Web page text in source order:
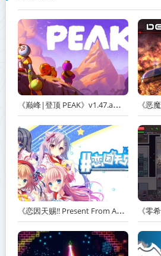
《巅峰|登顶 PEAK》v1.47.a【单机+联机】丨中文版网盘下载
《恋因天赐!! Present From Angel Template!! An Angel's Gift》Build.23930554-免安装中文版丨中文版网盘下载